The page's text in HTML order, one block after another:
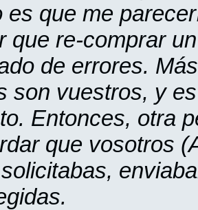
es que me
que re-comprar
de errores.
son vuestros, y
Entonces, otra
que vosotros